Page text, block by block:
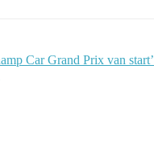
Car Grand Prix van start’